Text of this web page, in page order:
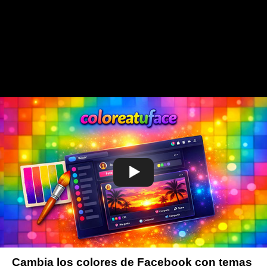
Cambia los colores de Facebook con temas